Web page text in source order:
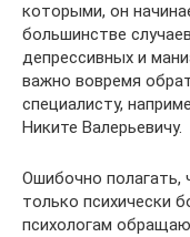
которыми, он
большинстве
депрессивных и
важно вовремя
специалисту,
Никите Валерьевичу.
Ошибочно полагать,
только психически
психологам